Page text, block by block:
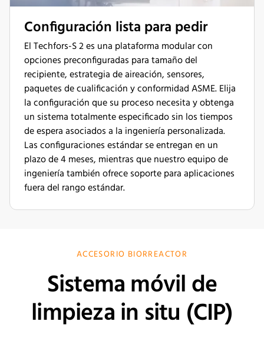
Configuración lista para pedir
El Techfors-S 2 es una plataforma modular con
opciones preconfiguradas para tamaño del
recipiente, estrategia de aireación, sensores,
paquetes de cualificación y conformidad ASME. Elija
la configuración que su proceso necesita y obtenga
un sistema totalmente especificado sin los tiempos
de espera asociados a la ingeniería personalizada.
Las configuraciones estándar se entregan en un
plazo de 4 meses, mientras que nuestro equipo de
ingeniería también ofrece soporte para aplicaciones
fuera del rango estándar.
ACCESORIO BIORREACTOR
Sistema móvil de
limpieza in situ (CIP)